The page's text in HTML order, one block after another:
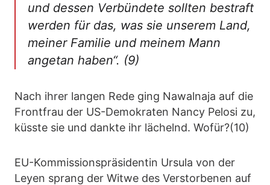
und dessen Verbündete sollten bestraft
werden für das, was sie unserem Land,
meiner Familie und meinem Mann
angetan haben“. (9)
Nach ihrer langen Rede ging Nawalnaja auf die
Frontfrau der US-Demokraten Nancy Pelosi zu,
küsste sie und dankte ihr lächelnd. Wofür?(10)
EU-Kommissionspräsidentin Ursula von der
Leyen sprang der Witwe des Verstorbenen auf